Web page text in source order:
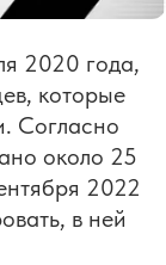
2020 года,
которые
Согласно
около 25
2022
в ней